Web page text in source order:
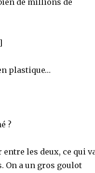
plastique…
?
entre les deux, ce qui
On a un gros goulot